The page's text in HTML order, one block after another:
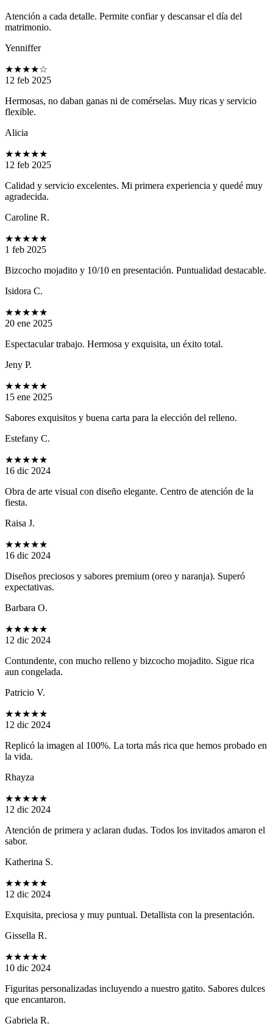
Atención a cada detalle. Permite confiar y descansar el día del
matrimonio.
Yenniffer
★★★★☆
12 feb 2025
Hermosas, no daban ganas ni de comérselas. Muy ricas y servicio
flexible.
Alicia
★★★★★
12 feb 2025
Calidad y servicio excelentes. Mi primera experiencia y quedé muy
agradecida.
Caroline R.
★★★★★
1 feb 2025
Bizcocho mojadito y 10/10 en presentación. Puntualidad destacable.
Isidora C.
★★★★★
20 ene 2025
Espectacular trabajo. Hermosa y exquisita, un éxito total.
Jeny P.
★★★★★
15 ene 2025
Sabores exquisitos y buena carta para la elección del relleno.
Estefany C.
★★★★★
16 dic 2024
Obra de arte visual con diseño elegante. Centro de atención de la
fiesta.
Raisa J.
★★★★★
16 dic 2024
Diseños preciosos y sabores premium (oreo y naranja). Superó
expectativas.
Barbara O.
★★★★★
12 dic 2024
Contundente, con mucho relleno y bizcocho mojadito. Sigue rica
aun congelada.
Patricio V.
★★★★★
12 dic 2024
Replicó la imagen al 100%. La torta más rica que hemos probado en
la vida.
Rhayza
★★★★★
12 dic 2024
Atención de primera y aclaran dudas. Todos los invitados amaron el
sabor.
Katherina S.
★★★★★
12 dic 2024
Exquisita, preciosa y muy puntual. Detallista con la presentación.
Gissella R.
★★★★★
10 dic 2024
Figuritas personalizadas incluyendo a nuestro gatito. Sabores dulces
que encantaron.
Gabriela R.